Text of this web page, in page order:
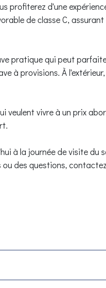
profiterez d'une
de classe C,
pratique qui peut
à provisions. À
veulent vivre à un prix
à la journée de visite du
des questions,